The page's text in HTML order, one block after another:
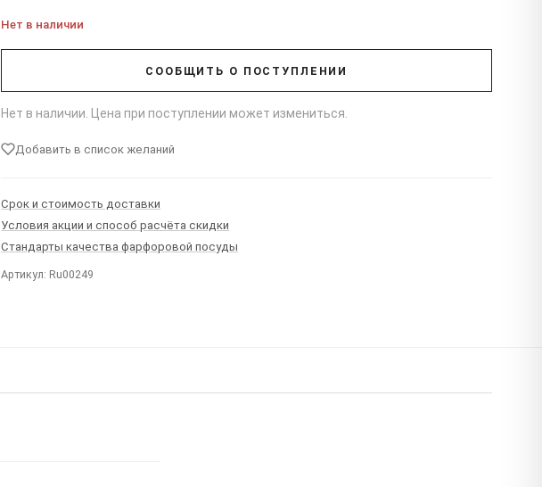
Нет в наличии
СООБЩИТЬ О ПОСТУПЛЕНИИ
Нет в наличии. Цена при поступлении может измениться.
Добавить в список желаний
Срок и стоимость доставки
Условия акции и способ расчёта скидки
Стандарты качества фарфоровой посуды
Артикул: Ru00249